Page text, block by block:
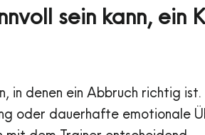
sein kann, ein
in denen ein Abbruch richtig
oder dauerhafte emotionale